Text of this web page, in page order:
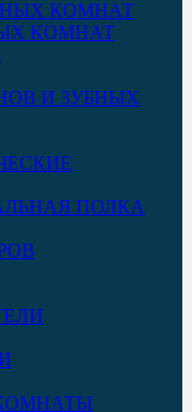
КОМНАТ
И ЗУБНЫХ
ПОЛКА